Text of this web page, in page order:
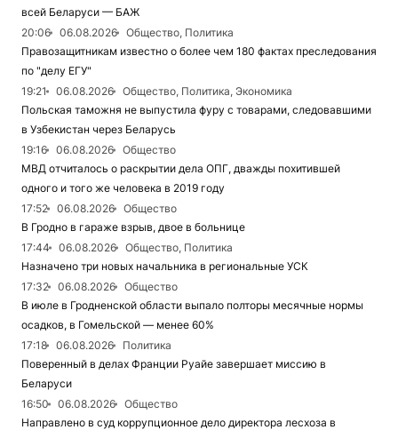
всей Беларуси — БАЖ
20:06
06.08.2026
Общество, Политика
Правозащитникам известно о более чем 180 фактах преследования
по "делу ЕГУ"
19:21
06.08.2026
Общество, Политика, Экономика
Польская таможня не выпустила фуру с товарами, следовавшими
в Узбекистан через Беларусь
19:16
06.08.2026
Общество
МВД отчиталось о раскрытии дела ОПГ, дважды похитившей
одного и того же человека в 2019 году
17:52
06.08.2026
Общество
В Гродно в гараже взрыв, двое в больнице
17:44
06.08.2026
Общество, Политика
Назначено три новых начальника в региональные УСК
17:32
06.08.2026
Общество
В июле в Гродненской области выпало полторы месячные нормы
осадков, в Гомельской — менее 60%
17:18
06.08.2026
Политика
Поверенный в делах Франции Руайе завершает миссию в
Беларуси
16:50
06.08.2026
Общество
Направлено в суд коррупционное дело директора лесхоза в